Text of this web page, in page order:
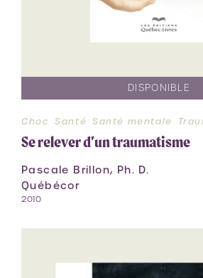
DISPONIBLE
Choc Santé Santé mentale
Se relever d’un traumatisme
Pascale Brillon, Ph. D.
Québécor
2010